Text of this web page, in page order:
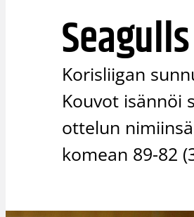
Korisliigan
Kouvot isännöi
ottelun
komean 89-82